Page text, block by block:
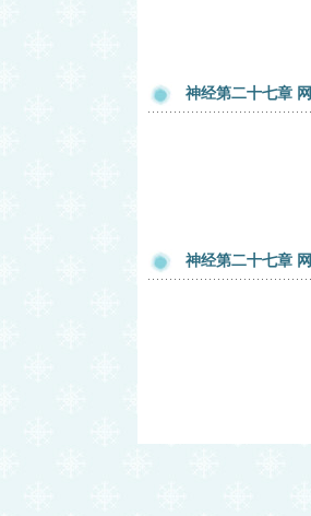
神经第二十七章
神经第二十七章